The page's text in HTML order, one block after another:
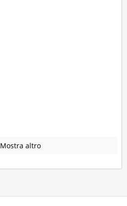
Mostra altro